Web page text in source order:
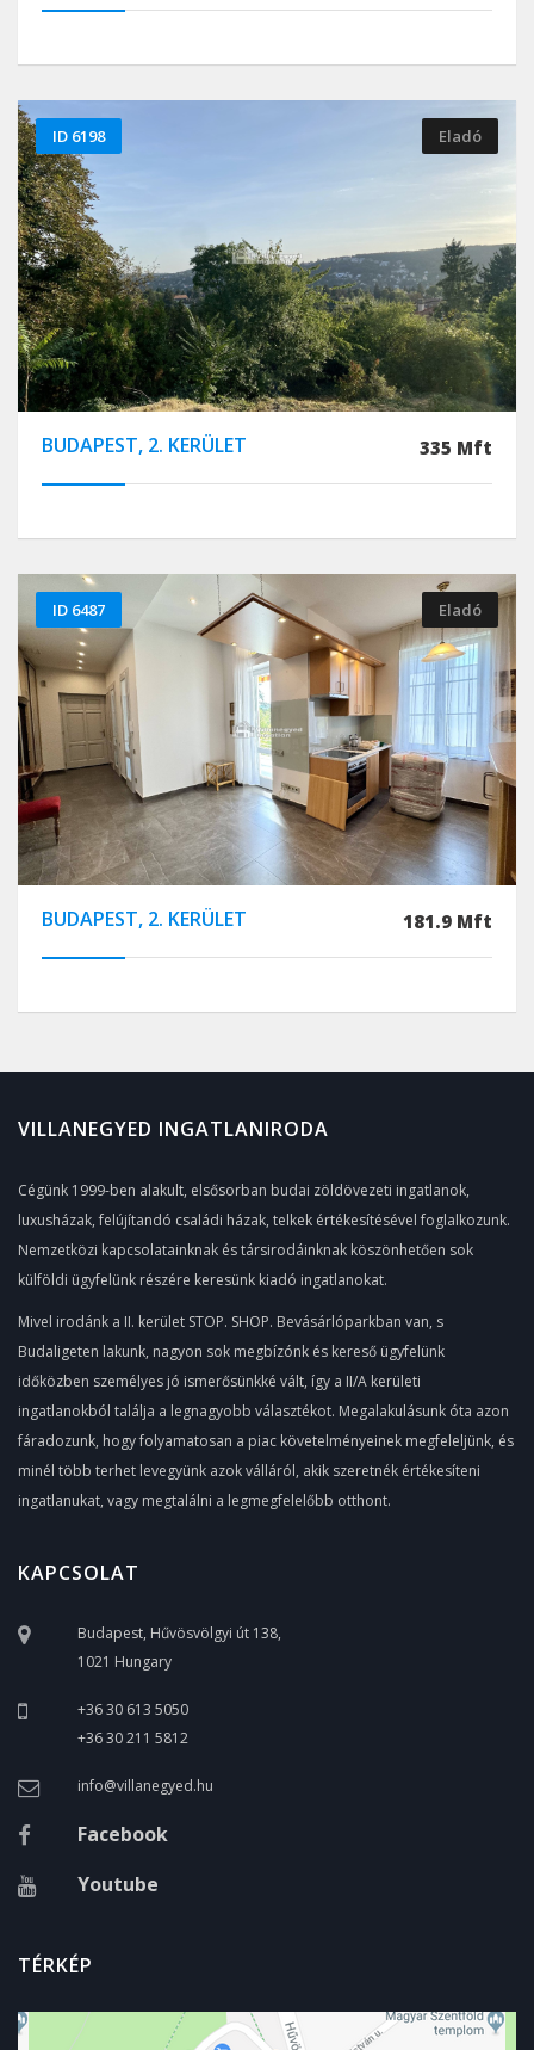
BUDAPEST, 2. KERÜLET 335 Mft
ID 6198 Eladó
BUDAPEST, 2. KERÜLET 181.9 Mft
ID 6487 Eladó
VILLANEGYED INGATLANIRODA
Cégünk 1999-ben alakult, elsősorban budai zöldövezeti ingatlanok,
luxusházak, felújítandó családi házak, telkek értékesítésével foglalkozunk.
Nemzetközi kapcsolatainknak és társirodáinknak köszönhetően sok
külföldi ügyfelünk részére keresünk kiadó ingatlanokat.
Mivel irodánk a II. kerület STOP. SHOP. Bevásárlóparkban van, s
Budaligeten lakunk, nagyon sok megbízónk és kereső ügyfelünk
időközben személyes jó ismerősünkké vált, így a II/A kerületi
ingatlanokból találja a legnagyobb választékot. Megalakulásunk óta azon
fáradozunk, hogy folyamatosan a piac követelményeinek megfeleljünk, és
minél több terhet levegyünk azok válláról, akik szeretnék értékesíteni
ingatlanukat, vagy megtalálni a legmegfelelőbb otthont.
KAPCSOLAT
Budapest, Hűvösvölgyi út 138,
1021 Hungary
+36 30 613 5050
+36 30 211 5812
info@villanegyed.hu
Facebook
Youtube
TÉRKÉP